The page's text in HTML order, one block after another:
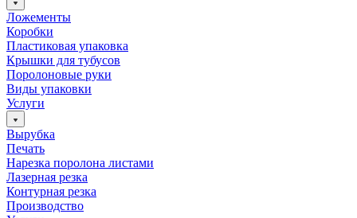
Ложементы
Коробки
Пластиковая упаковка
Крышки для тубусов
Поролоновые руки
Виды упаковки
Услуги
Вырубка
Печать
Нарезка поролона листами
Лазерная резка
Контурная резка
Производство